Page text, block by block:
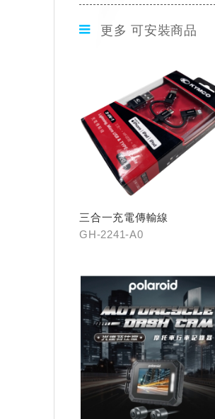
更多 可安裝商品
三合一充電傳輸線
GH-2241-A0